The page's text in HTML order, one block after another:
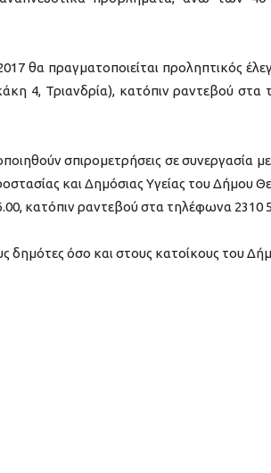
θα πραγματοποιείται προληπτικός
4, Τριανδρία), κατόπιν ραντεβού στα
σπιρομετρήσεις σε συνεργασία
και Δημόσιας Υγείας του Δήμου
κατόπιν ραντεβού στα τηλέφωνα 2310
δημότες όσο και στους κατοίκους του